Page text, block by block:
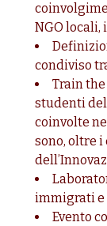
NGO
condiviso
Train
studenti
coinvolte
sono, oltre i
immigrati
Evento